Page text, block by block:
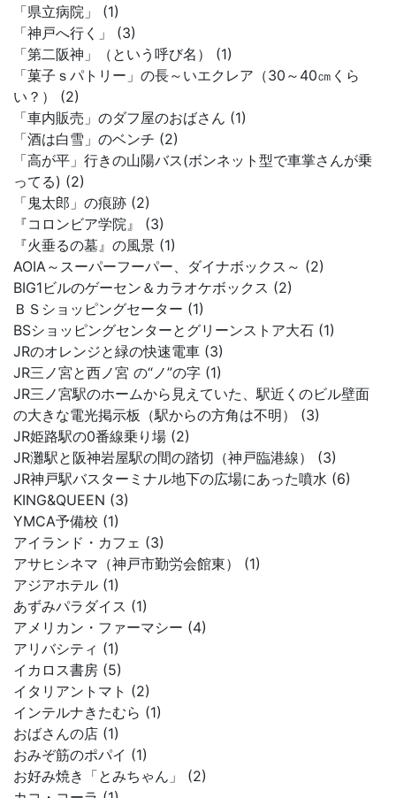
「県立病院」 (1)
「神戸へ行く」 (3)
「第二阪神」（という呼び名） (1)
「菓子ｓパトリー」の長～いエクレア（30～40㎝くら
い？） (2)
「車内販売」のダフ屋のおばさん (1)
「酒は白雪」のベンチ (2)
「高が平」行きの山陽バス(ボンネット型で車掌さんが乗
ってる) (2)
「鬼太郎」の痕跡 (2)
『コロンビア学院』 (3)
『火垂るの墓』の風景 (1)
AOIA～スーパーフーパー、ダイナボックス～ (2)
BIG1ビルのゲーセン＆カラオケボックス (2)
ＢＳショッピングセーター (1)
BSショッピングセンターとグリーンストア大石 (1)
JRのオレンジと緑の快速電車 (3)
JR三ノ宮と西ノ宮 の“ノ”の字 (1)
JR三ノ宮駅のホームから見えていた、駅近くのビル壁面
の大きな電光掲示板（駅からの方角は不明） (3)
JR姫路駅の0番線乗り場 (2)
JR灘駅と阪神岩屋駅の間の踏切（神戸臨港線） (3)
JR神戸駅バスターミナル地下の広場にあった噴水 (6)
KING&QUEEN (3)
YMCA予備校 (1)
アイランド・カフェ (3)
アサヒシネマ（神戸市勤労会館東） (1)
アジアホテル (1)
あずみパラダイス (1)
アメリカン・ファーマシー (4)
アリバシティ (1)
イカロス書房 (5)
イタリアントマト (2)
インテルナきたむら (1)
おばさんの店 (1)
おみぞ筋のポパイ (1)
お好み焼き「とみちゃん」 (2)